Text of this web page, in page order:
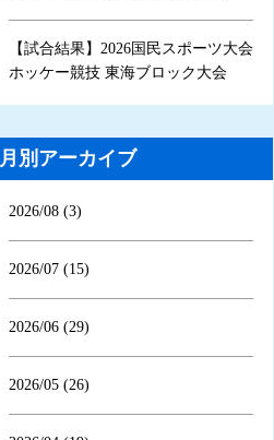
【試合結果】2026国民スポーツ大会
ホッケー競技 東海ブロック大会
月別アーカイブ
2026/08 (3)
2026/07 (15)
2026/06 (29)
2026/05 (26)